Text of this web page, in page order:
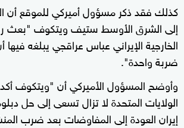
كذلك فقد ذكر مسؤول أميركي للموقع أن
إلى الشرق الأوسط ستيف ويتكوف "بعث
الخارجية الإيراني عباس عراقجي يبلغه فيها
ضربة واحدة".
وأوضح المسؤول الأميركي أن "ويتكوف
الولايات المتحدة لا تزال تسعى إلى حل
إيران العودة إلى المفاوضات بعد ضرب